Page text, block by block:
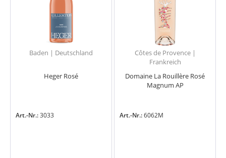
Baden | Deutschland
Heger Rosé
Art.-Nr.:3033
Côtes de Provence |
Frankreich
Domaine La Rouillère Rosé
Magnum AP
Art.-Nr.:6062M